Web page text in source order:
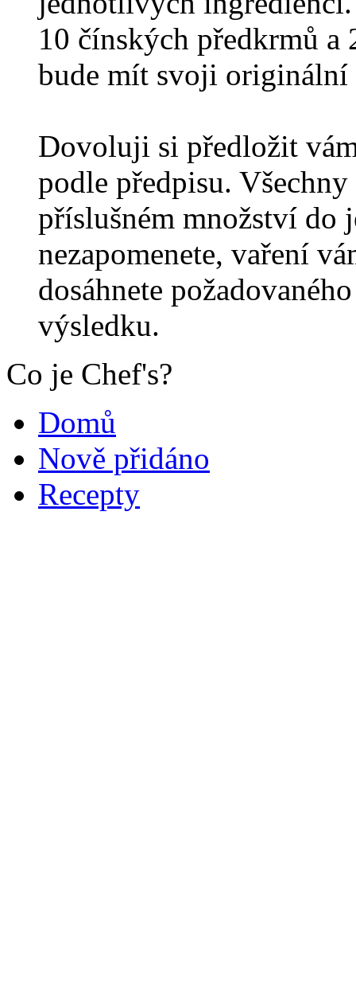
10 čínských předkrmů a
bude mít svoji
Dovoluji si předložit
podle předpisu.
příslušném množství do
nezapomenete, vaření
dosáhnete
výsledku.
Co je Chef's?
Domů
Nově přidáno
Recepty